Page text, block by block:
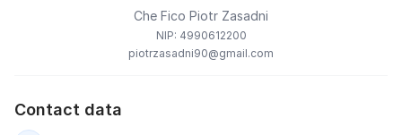
Che Fico Piotr Zasadni
NIP: 4990612200
piotrzasadni90@gmail.com
Contact data